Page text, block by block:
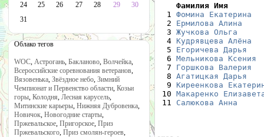
24
25 26 27 28 29
30
31
Облако тегов
WOC, Астрогань, Бакланово, Волчейка,
Всероссийские соревнования ветеранов,
Вязовенька, Звёздное небо, Зимний
Чемпионат и Первенство области, Козьи
горы, Колодня, Лесная карусель,
Митинские карьеры, Нижняя Дубровенка,
Новичок, Новогодние старты,
Пржевальское, Пригорское, Приз
Пржевальского, Приз смолян-героев,
Фамилия Имя
1 Фомина Екатерина
  2
Ермилова Алина
  3
Жучкова Ольга
  4
Кудрявцева Алёна
  5
Егоричева Дарья
  6
Мельникова Ксения
  7
Горшкова Валерия
  8
Агатицкая Дарья
  9
Киреенкова
10 Макаренко
11 Салюкова Анна